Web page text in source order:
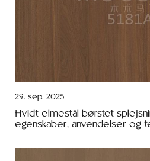
29. sep. 2025
Hvidt elmestål børstet
egenskaber, anvendelser og